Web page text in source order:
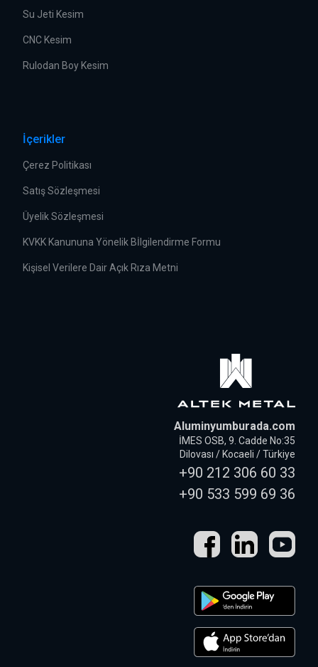
Su Jeti Kesim
CNC Kesim
Rulodan Boy Kesim
İçerikler
Çerez Politikası
Satış Sözleşmesi
Üyelik Sözleşmesi
KVKK Kanununa Yönelik Bİlgilendirme Formu
Kişisel Verilere Dair Açık Rıza Metni
Aluminyumburada.com
İMES OSB, 9. Cadde No:35
Dilovası / Kocaeli / Türkiye
+90 212 306 60 33
+90 533 599 69 36